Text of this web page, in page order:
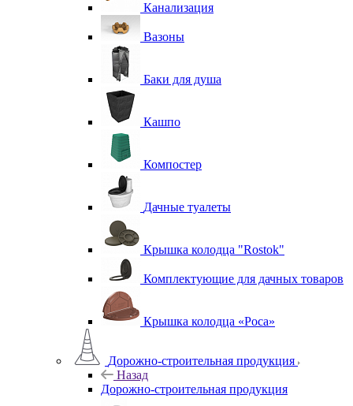
Канализация
Вазоны
Баки для душа
Кашпо
Компостер
Дачные туалеты
Крышка колодца "Rostok"
Комплектующие для дачных товаров
Крышка колодца «Роса»
Дорожно-строительная продукция
Назад
Дорожно-строительная продукция